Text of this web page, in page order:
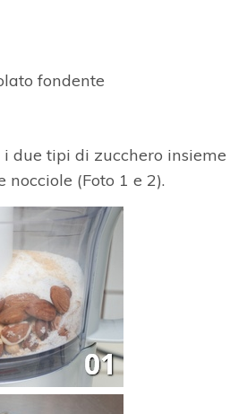
fondente
due tipi di zucchero insieme
(Foto 1 e 2).